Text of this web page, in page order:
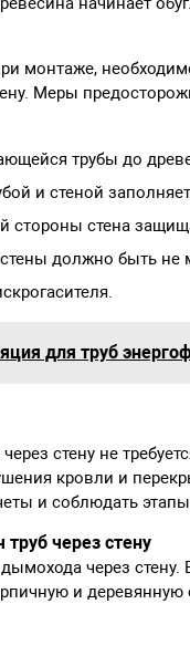
монтаже,
Меры
трубы до
и стеной
стороны стена
должно быть не
для труб
стену не
кровли и
и соблюдать
через стену
через
и деревянную